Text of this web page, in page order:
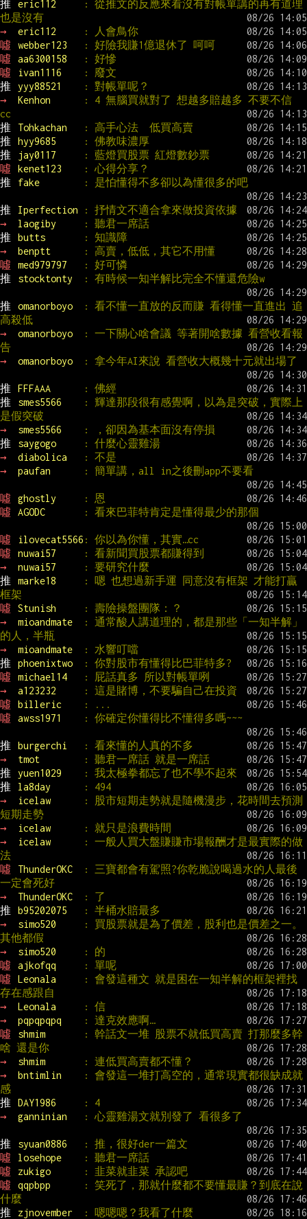
推 eric112
: 從推文的反應來看沒有對帳單講的再有道理
也是沒有
→
eric112
: 人會鳥你
噓
webber123
: 好險我賺1億退休了 呵呵
噓
aa6300158
: 好慘
噓
ivan1116
: 廢文
推
yyy88521
: 對帳單呢？
→
Kenhon
: 4 無腦買就對了 想越多賠越多 不要不信
cc
推
Tohkachan
: 高手心法  低買高賣
推
hyy9685
: 佛教味濃厚
推
jay0117
: 藍燈買股票 紅燈數鈔票
噓
kenet123
: 心得分享？
推
fake : 是怕懂得不多卻以為懂很多的吧
推 Iperfection
: 抒情文不適合拿來做投資依據
→
laogiby
: 聽君一席話
推
butts
: 知識障
→
benptt
: 高賣，低低，其它不用懂
噓
med979797
: 好可憐
推
stocktonty : 有時候一知半解比完全不懂還危險w
推 omanorboyo
: 看不懂一直放的反而賺 看得懂一直進出 追
高殺低
→
omanorboyo
: 一下關心啥會議 等著開啥數據 看營收看報
告
→
omanorboyo : 拿今年AI來說 看營收大概幾十元就出場了
推 FFFAAA
: 佛經
推
smes5566
: 輝達那段很有感覺啊，以為是突破，實際上
是假突破
→
smes5566
: ，卻因為基本面沒有停損
推
saygogo
: 什麼心靈雞湯
→
diabolica
: 不是
→
paufan : 簡單講，all in之後刪app不要看
噓 ghostly
: 恩
噓
AGODC : 看來巴菲特肯定是懂得最少的那個
噓 ilovecat5566 : 你以為你懂，其實…cc
噓
nuwai57
: 看新聞買股票都賺得到
→
nuwai57
: 要研究什麼
推
marke18
: 嗯 也想過新手運 同意沒有框架 才能打贏
框架
噓
Stunish
: 壽險操盤團隊：？
→
mioandmate
: 通常酸人講道理的，都是那些「一知半解」
的人，半瓶
→
mioandmate
: 水響叮噹
推
phoenixtwo
: 你對股市有懂得比巴菲特多?
噓
michael14
: 屁話真多 所以對帳單咧
→
a123232
: 這是賭博，不要騙自己在投資
噓
billeric
: ...
噓
awss1971 : 你確定你懂得比不懂得多嗎~~~
推 burgerchi
: 看來懂的人真的不多
→
tmot
: 聽君一席話 就是一席話
推
yuen1029
: 我太極拳都忘了也不學不起來
推
la8day
: 494
→
icelaw
: 股市短期走勢就是隨機漫步，花時間去預測
短期走勢
→
icelaw
: 就只是浪費時間
→
icelaw
: 一般人買大盤賺賺市場報酬才是最實際的做
法
噓
ThunderOKC
: 三寶都會有駕照?你乾脆說喝過水的人最後
一定會死好
→
ThunderOKC
: 了
推
b95202075
: 半桶水賠最多
→
simo520
: 買股票就是為了價差，股利也是價差之一。
其他都假
→
simo520
: 的
噓
ajkofqq
: 單呢
噓
Leonala
: 會發這種文 就是困在一知半解的框架裡找
存在感跟自
→
Leonala
: 信
→
pqpqpqpq
: 達克效應啊…
噓
shmim
: 幹話文一堆 股票不就低買高賣 打那麼多幹
啥 還是你
→
shmim
: 連低買高賣都不懂？
→
bntimlin
: 會發這一堆打高空的，通常現實都很缺成就
感
推
DAY1986
: 4
→
ganninian : 心靈雞湯文就別發了 看很多了
推 syuan0886
: 推，很好der一篇文
噓
losehope
: 聽君一席話
噓
zukigo
: 韭菜就韭菜 承認吧
噓
qqpbpp
: 笑死了，那就什麼都不要懂最賺？到底在說
什麼
推
zjnovember
: 嗯嗯嗯？我看了什麼